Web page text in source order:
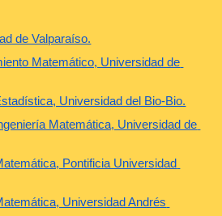
de Valparaíso.
Matemático, Universidad de
Universidad del Bio-Bio.
Matemática, Universidad de
Pontificia Universidad
Universidad Andrés